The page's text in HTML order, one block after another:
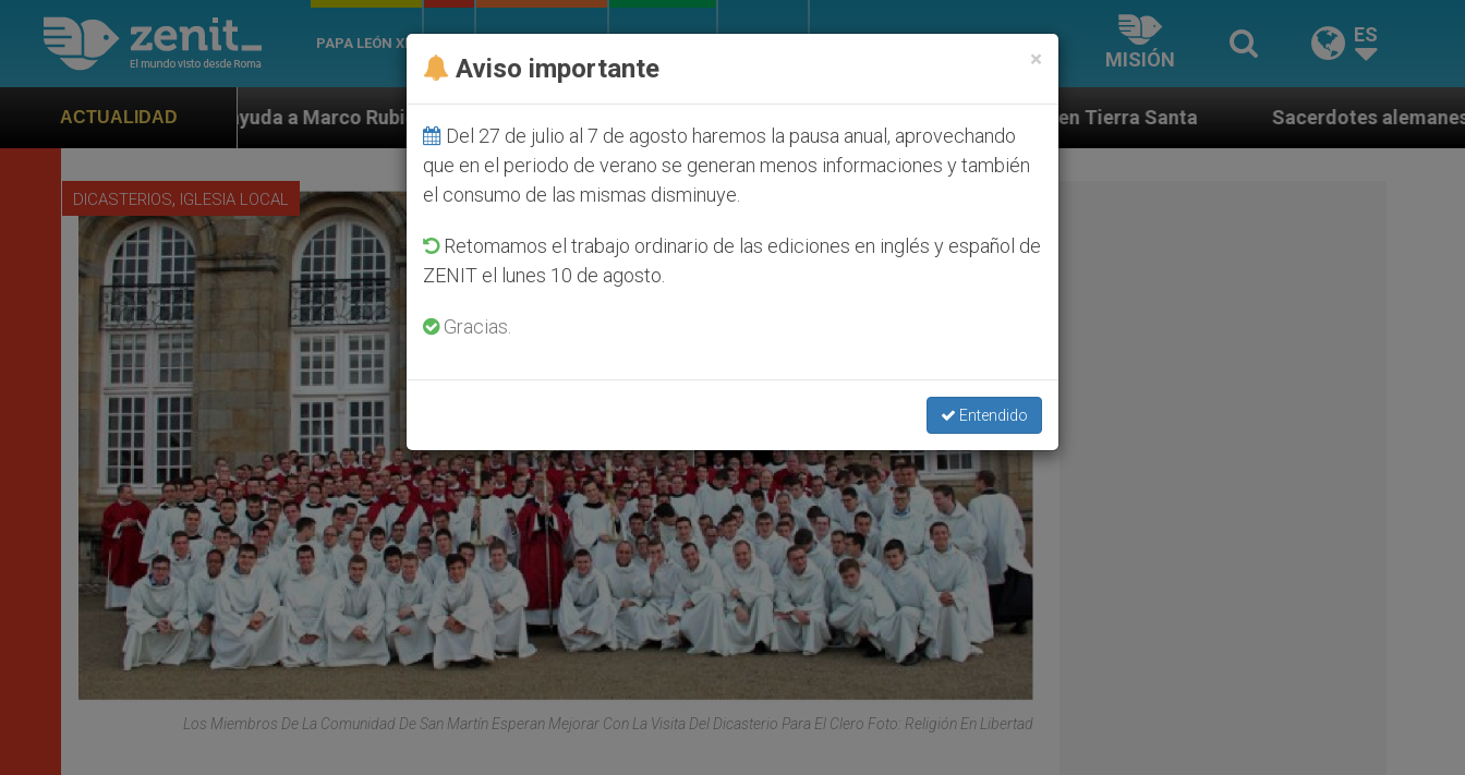
PAPA LEÓN XIV
MISIÓN
ES
ACTUALIDAD
ayuda a Marco Rubio ante persecución de colonos judíos que afecta a cristianos (y no sólo) en Tierra Santa Sacerdotes alemanes fieles al Papa
DICASTERIOS, IGLESIA LOCAL
Los Miembros De La Comunidad De San Martín Esperan Mejorar Con La Visita Del Dicasterio Para El Clero Foto: Religión En Libertad
×
Aviso importante
Del 27 de julio al 7 de agosto haremos la pausa anual, aprovechando
que en el periodo de verano se generan menos informaciones y también
el consumo de las mismas disminuye.
Retomamos el trabajo ordinario de las ediciones en inglés y español de
ZENIT el lunes 10 de agosto.
Gracias.
Entendido